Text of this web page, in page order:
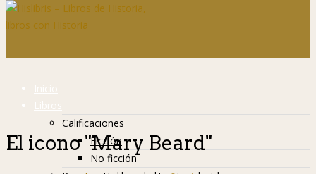
Inicio
Libros
Calificaciones
Ficción
No ficción
El icono "Mary Beard"